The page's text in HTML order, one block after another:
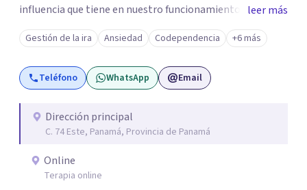
influencia que tiene en nuestro funcionamiento. De
manera que, podamos librarnos de aquellos patrones que
ya no nos sirven y potenciar nuestro crecimiento
personal.
leer más
Gestión de la ira Ansiedad Codependencia +6 más
Teléfono WhatsApp Email
Dirección principal
C. 74 Este, Panamá, Provincia de Panamá
Online
Terapia online